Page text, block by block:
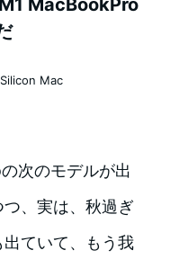
MacBookPro
Mac
次のモデルが出
、実は、秋過ぎ
ていて、もう我